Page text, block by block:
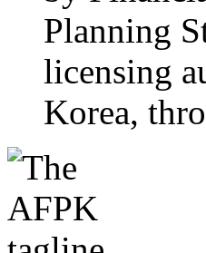
Planning
licensing
Korea,